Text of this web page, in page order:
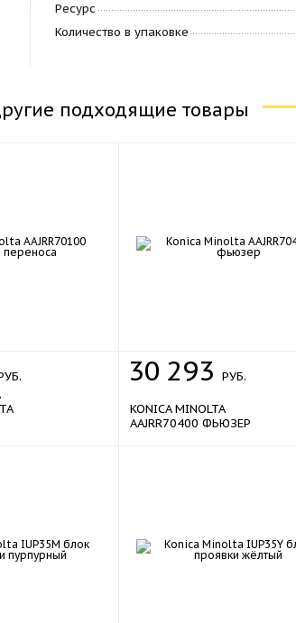
Ресурс
Количество в упаковке
подходящие товары
30 293 РУБ.
KONICA MINOLTA
AAJRR70400 ФЬЮЗЕР